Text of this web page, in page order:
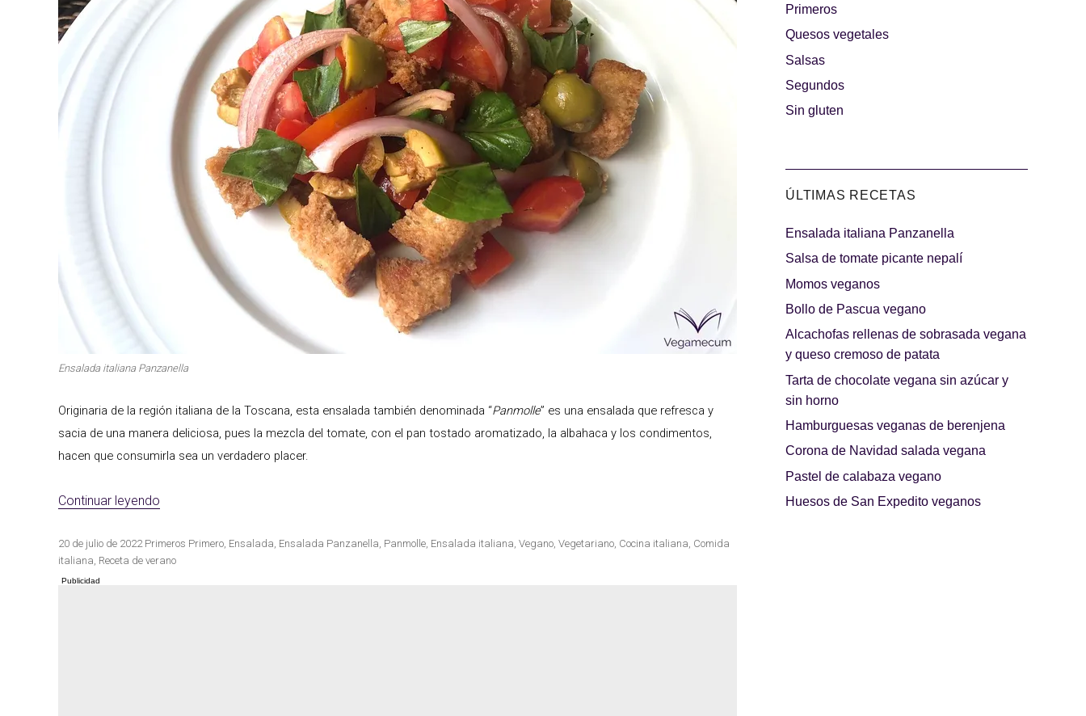
Primeros para brillar Segundos irresistibles Los más completos
Las Hamburguesas
Los más dulces
Carnes 2.0 Bella Italia La salsa ideal Días de fiesta
Cocina de invierno
Las mejores recetas
con calabaza
Ensalada italiana Panzanella
Originaria de la región italiana de la Toscana, esta ensalada también denominada “Panmolle” es una ensalada que refresca y
sacia de una manera deliciosa, pues la mezcla del tomate, con el pan tostado aromatizado, la albahaca y los condimentos,
hacen que consumirla sea un verdadero placer.
Continuar leyendo
Publicado
el
20 de julio de 2022 Categorías
Primeros Etiquetas
Primero, Ensalada, Ensalada Panzanella, Panmolle, Ensalada italiana, Vegano, Vegetariano, Cocina italiana, Comida
italiana, Receta de verano
Primeros
Quesos vegetales
Salsas
Segundos
Sin gluten
ÚLTIMAS RECETAS
Ensalada italiana Panzanella
Salsa de tomate picante nepalí
Momos veganos
Bollo de Pascua vegano
Alcachofas rellenas de sobrasada vegana
y queso cremoso de patata
Tarta de chocolate vegana sin azúcar y
sin horno
Hamburguesas veganas de berenjena
Corona de Navidad salada vegana
Pastel de calabaza vegano
Huesos de San Expedito veganos